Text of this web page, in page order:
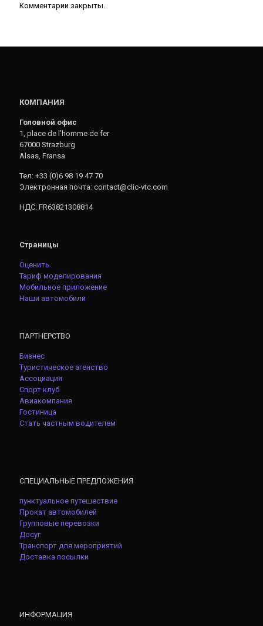
Комментарии закрыты.
КОМПАНИЯ
Головной офис
1, place de l’homme de fer
67000 Strazburg
Alsas, Fransa
Тел: +33 (0)6 98 19 47 70
Электронная почта: contact@clic-vtc.com
НДС: FR63821308814
Страницы
Оценить
Тариф моделирования
Мобильное приложение
Наши автомобили
ПАРТНЕРСТВО
Бизнес
Туристическое агенство
Ассоциация
Спорт клуб
Авиакомпания
Гостиница
Стать частным водителем
СПЕЦИАЛЬНЫЕ ПРЕДЛОЖЕНИЯ
пунктуальное путешествие
Прокат автомобилей
Групповые перевозки
Досуг
Транспорт для мероприятий
Доставка посылки
ИНФОРМАЦИЯ